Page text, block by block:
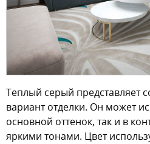
Теплый серый представляет
вариант отделки. Он может
основной оттенок, так и в
яркими тонами. Цвет